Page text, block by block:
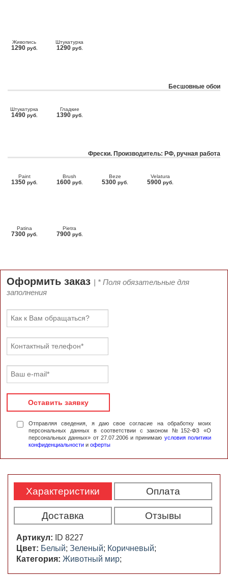
Живопись
1290 руб.
Штукатурка
1290 руб.
Бесшовные обои
Штукатурка
1490 руб.
Гладкие
1390 руб.
Фрески. Производитель: РФ, ручная работа
Paint
1350 руб.
Brush
1600 руб.
Beze
5300 руб.
Velatura
5900 руб.
Patina
7300 руб.
Pietra
7900 руб.
Оформить заказ | * Поля обязательные для
заполнения
Оставить заявку
Отправляя сведения, я даю свое согласие на обработку моих
персональных данных в соответствии с законом №152-ФЗ «О
персональных данных» от 27.07.2006 и принимаю условия политики
конфиденциальности и оферты
Характеристики Оплата
Доставка Отзывы
Артикул:
ID 8227
Цвет: Белый; Зеленый; Коричневый;
Категория: Животный мир;